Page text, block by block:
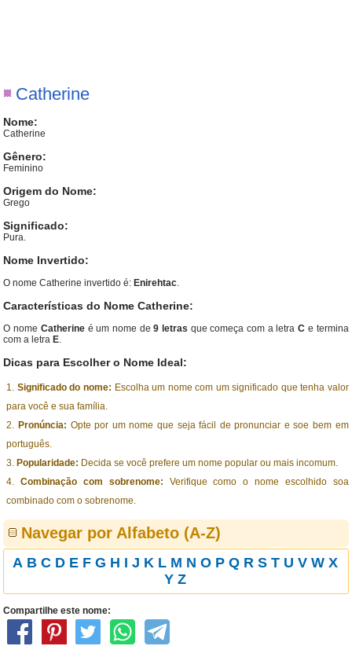
Catherine
Nome:
Catherine
Gênero:
Feminino
Origem do Nome:
Grego
Significado:
Pura.
Nome Invertido:
O nome Catherine invertido é: Enirehtac.
Características do Nome Catherine:
O nome Catherineé um nome de9 letras que começa com a letraC e termina
com a letra E.
Dicas para Escolher o Nome Ideal:
Significado do nome: Escolha um nome com um significado que tenha valor
para você e sua família.
Pronúncia: Opte por um nome que seja fácil de pronunciar e soe bem em
português.
Popularidade: Decida se você prefere um nome popular ou mais incomum.
Combinação com sobrenome: Verifique como o nome escolhido soa
combinado com o sobrenome.
Navegar por Alfabeto (A-Z)
A B C D E F G H I J K L M N O P Q R S T U V W X
Y Z
Compartilhe este nome: